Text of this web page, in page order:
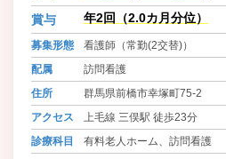
賞与 年2回（2.0カ月分位）
募集形態
看護師（常勤(2交替)）
配属
訪問看護
住所
群馬県前橋市幸塚町75-2
アクセス
上毛線 三俣駅 徒歩23分
診療科目
有料老人ホーム、訪問看護